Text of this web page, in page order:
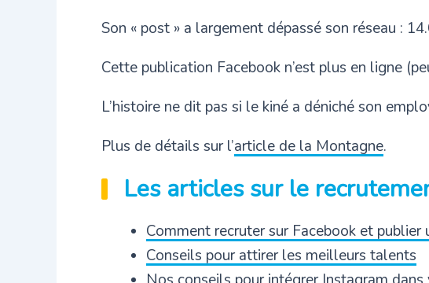
Son « post » a largement dépassé son réseau :
Cette publication Facebook n’est plus en ligne
L’histoire ne dit pas si le kiné a déniché son
Plus de détails sur l’article de la Montagne.
Les articles sur le
Comment recruter sur Facebook et publier
Conseils pour attirer les meilleurs talents